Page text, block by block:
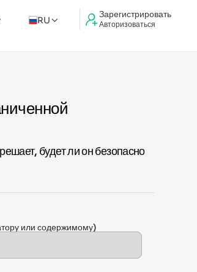
Зарегистрировать
Авторизоваться
RU
будет ли он безопасно
или содержимому)